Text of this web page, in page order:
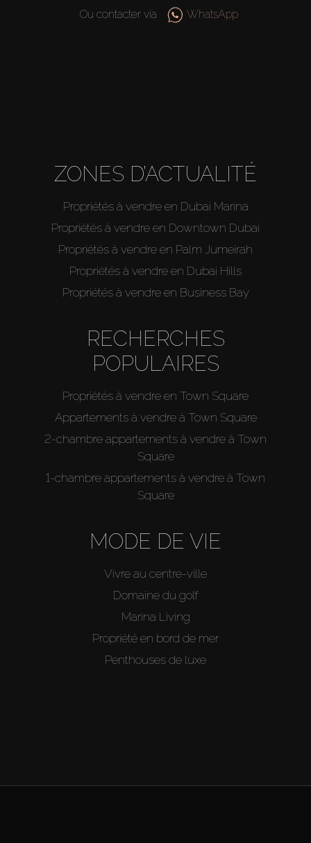
Ou contacter via WhatsApp
ZONES D’ACTUALITÉ
Propriétés à vendre en Dubai Marina
Propriétés à vendre en Downtown Dubai
Propriétés à vendre en Palm Jumeirah
Propriétés à vendre en Dubai Hills
Propriétés à vendre en Business Bay
RECHERCHES
POPULAIRES
Propriétés à vendre en Town Square
Appartements à vendre à Town Square
2-chambre appartements à vendre à Town
Square
1-chambre appartements à vendre à Town
Square
MODE DE VIE
Vivre au centre-ville
Domaine du golf
Marina Living
Propriété en bord de mer
Penthouses de luxe